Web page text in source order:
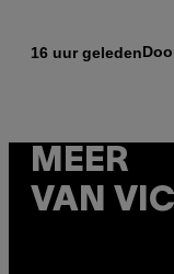
16 uur geleden
MEER
VAN